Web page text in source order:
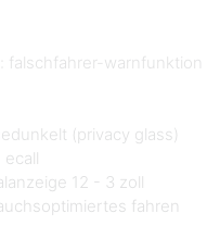
falschfahrer-warnfunktion
(privacy glass)
ecall
12 - 3 zoll
fahren